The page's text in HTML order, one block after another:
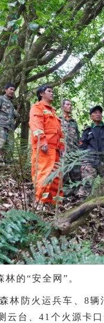
的“安全网”。
林防火运兵车、8
云台、41个火源卡